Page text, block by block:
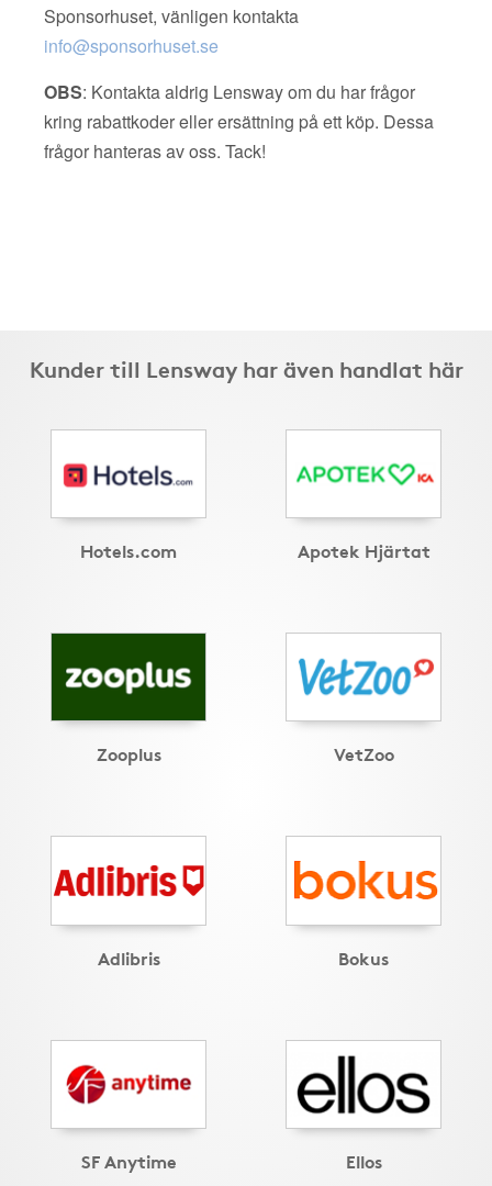
Sponsorhuset, vänligen kontakta
info@sponsorhuset.se
OBS: Kontakta aldrig Lensway om du har frågor
kring rabattkoder eller ersättning på ett köp. Dessa
frågor hanteras av oss. Tack!
Kunder till Lensway har även handlat här
Hotels.com Apotek Hjärtat
Zooplus VetZoo
Adlibris Bokus
SF Anytime Ellos